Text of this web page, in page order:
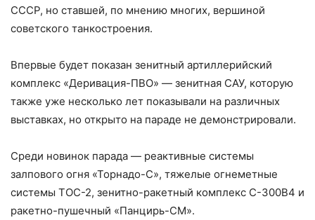
СССР, но ставшей, по мнению многих, вершиной
советского танкостроения.
Впервые будет показан зенитный артиллерийский
комплекс «Деривация-ПВО» — зенитная САУ, которую
также уже несколько лет показывали на различных
выставках, но открыто на параде не демонстрировали.
Среди новинок парада — реактивные системы
залпового огня «Торнадо-С», тяжелые огнеметные
системы ТОС-2, зенитно-ракетный комплекс С-300В4 и
ракетно-пушечный «Панцирь-СМ».